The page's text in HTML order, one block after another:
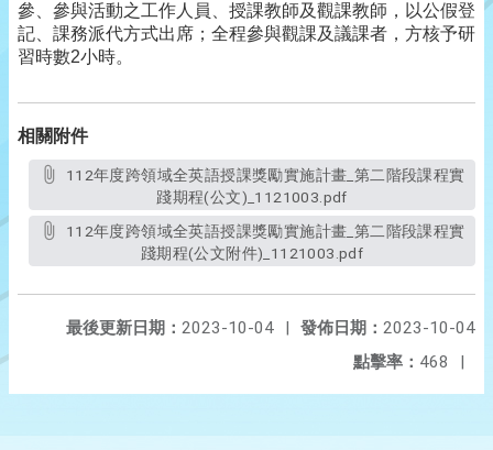
參、參與活動之工作人員、授課教師及觀課教師，以公假登
記、課務派代方式出席；全程參與觀課及議課者，方核予研
習時數2小時。
相關附件
踐期程(公文)_1121003.pdf
踐期程(公文附件)_1121003.pdf
發佈日期： 2023-10-04
最後更新日期： 2023-10-04
|
點擊率： 468 |